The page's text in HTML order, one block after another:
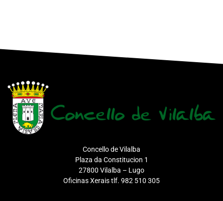
Concello de Vilalba
Plaza da Constitucion 1
27800 Vilalba – Lugo
Oficinas Xerais tlf. 982 510 305